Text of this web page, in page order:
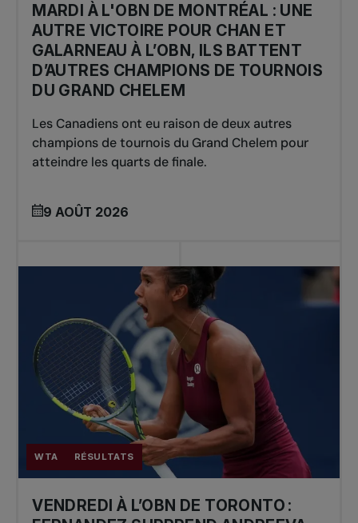
MARDI À L'OBN DE MONTRÉAL : UNE
AUTRE VICTOIRE POUR CHAN ET
GALARNEAU À L’OBN, ILS BATTENT
D’AUTRES CHAMPIONS DE TOURNOIS
DU GRAND CHELEM
Les Canadiens ont eu raison de deux autres
champions de tournois du Grand Chelem pour
atteindre les quarts de finale.
9 AOÛT 2026
WTA RÉSULTATS
VENDREDI À L’OBN DE TORONTO :